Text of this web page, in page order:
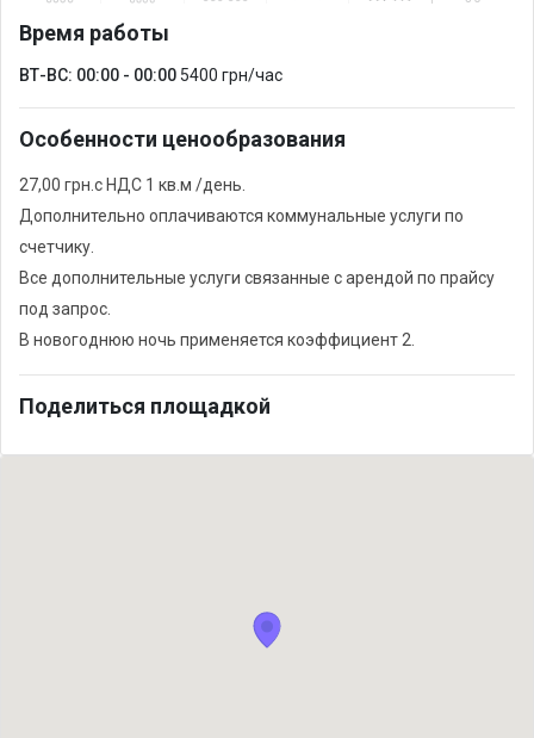
Время работы
ВТ-ВС: 00:00 - 00:00 5400 грн/час
Особенности ценообразования
27,00 грн.с НДС 1 кв.м /день.
Дополнительно оплачиваются коммунальные услуги по
счетчику.
Все дополнительные услуги связанные с арендой по прайсу
под запрос.
В новогоднюю ночь применяется коэффициент 2.
Поделиться площадкой